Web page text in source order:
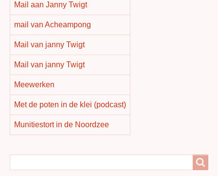
Mail aan Janny Twigt
mail van Acheampong
Mail van janny Twigt
Mail van janny Twigt
Meewerken
Met de poten in de klei (podcast)
Munitiestort in de Noordzee